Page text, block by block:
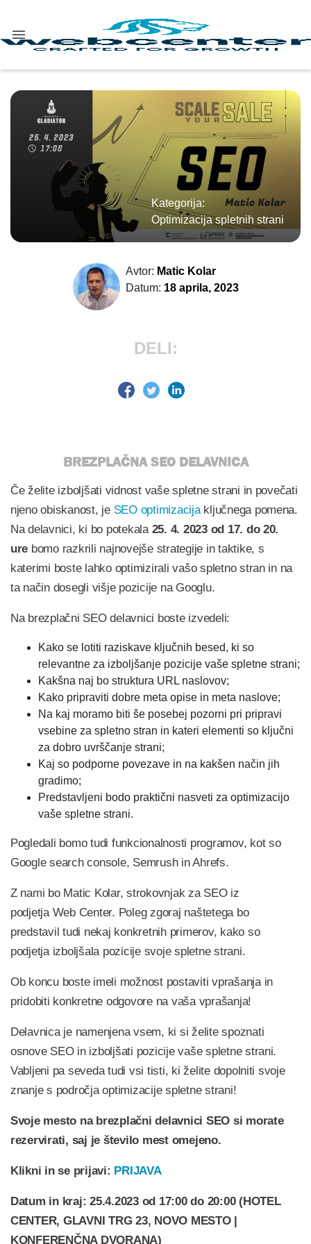
Main Navigation
Kategorija:
Optimizacija spletnih strani
Avtor: Matic Kolar
Datum: 18 aprila, 2023
DELI:
BREZPLAČNA SEO DELAVNICA
Če želite izboljšati vidnost vaše spletne strani in povečati
njeno obiskanost, je SEO optimizacijaključnega pomena.
Na delavnici, ki bo potekala 25. 4. 2023 od 17. do 20.
ure bomo razkrili najnovejše strategije in taktike, s
katerimi boste lahko optimizirali vašo spletno stran in na
ta način dosegli višje pozicije na Googlu.
Na brezplačni SEO delavnici boste izvedeli:
Kako se lotiti raziskave ključnih besed, ki so
relevantne za izboljšanje pozicije vaše spletne strani;
Kakšna naj bo struktura URL naslovov;
Kako pripraviti dobre meta opise in meta naslove;
Na kaj moramo biti še posebej pozorni pri pripravi
vsebine za spletno stran in kateri elementi so ključni
za dobro uvrščanje strani;
Kaj so podporne povezave in na kakšen način jih
gradimo;
Predstavljeni bodo praktični nasveti za optimizacijo
vaše spletne strani.
Pogledali bomo tudi funkcionalnosti programov, kot so
Google search console, Semrush in Ahrefs.
Z nami bo Matic Kolar, strokovnjak za SEO iz
podjetja Web Center. Poleg zgoraj naštetega bo
predstavil tudi nekaj konkretnih primerov, kako so
podjetja izboljšala pozicije svoje spletne strani.
Ob koncu boste imeli možnost postaviti vprašanja in
pridobiti konkretne odgovore na vaša vprašanja!
Delavnica je namenjena vsem, ki si želite spoznati
osnove SEO in izboljšati pozicije vaše spletne strani.
Vabljeni pa seveda tudi vsi tisti, ki želite dopolniti svoje
znanje s področja optimizacije spletne strani!
Svoje mesto na brezplačni delavnici SEO si morate
rezervirati, saj je število mest omejeno.
Klikni in se prijavi: PRIJAVA
Datum in kraj: 25.4.2023 od 17:00 do 20:00 (HOTEL
CENTER, GLAVNI TRG 23, NOVO MESTO |
KONFERENČNA DVORANA)